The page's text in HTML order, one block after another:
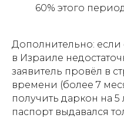
60% этого
Дополнительно:
в Израиле
заявитель провёл в
времени (более 7
получить даркон на 5
паспорт выдавался